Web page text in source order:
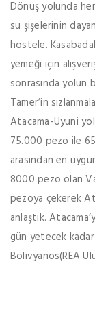
Dönüş yolunda
su şişelerinin
hostele.
yemeği için
sonrasında yolun
Tamer’in
Atacama-Uyuni
75.000 pezo ile
arasından en
8000 pezo olan
pezoya çekerek
anlaştık.
gün yetecek
Bolivyanos(REA